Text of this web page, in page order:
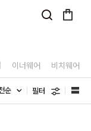
이너웨어 비치웨어
필터